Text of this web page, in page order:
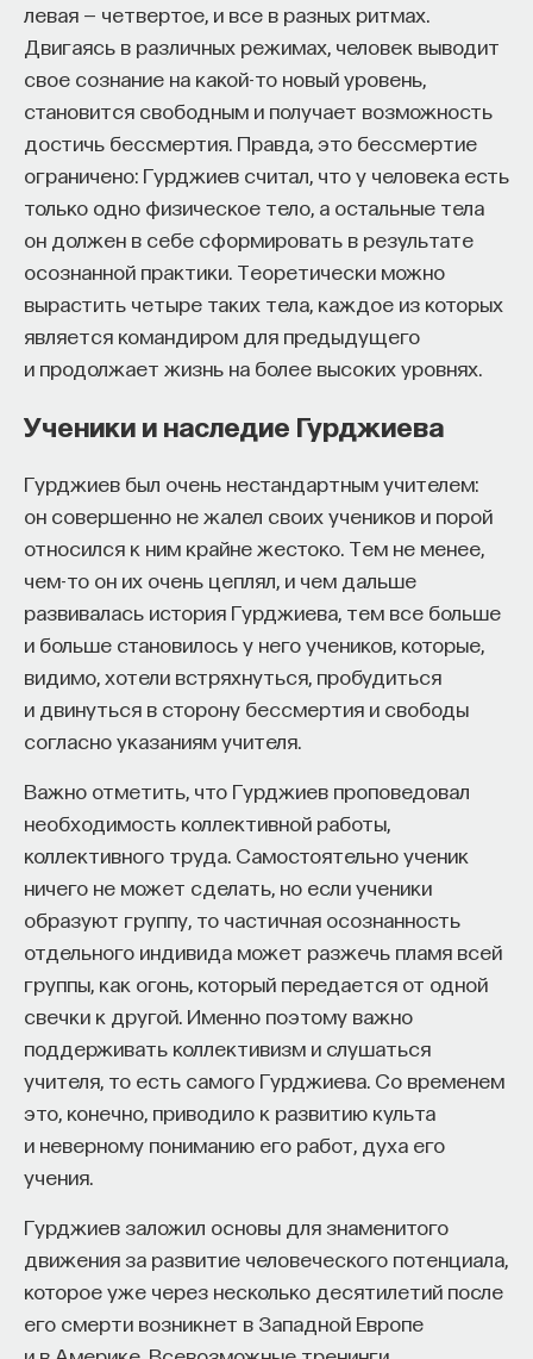
левая — четвертое, и все в разных ритмах.
Двигаясь в различных режимах, человек выводит
свое сознание на какой-то новый уровень,
становится свободным и получает возможность
достичь бессмертия. Правда, это бессмертие
ограничено: Гурджиев считал, что у человека есть
только одно физическое тело, а остальные тела
он должен в себе сформировать в результате
осознанной практики. Теоретически можно
вырастить четыре таких тела, каждое из которых
является командиром для предыдущего
и продолжает жизнь на более высоких уровнях.
Ученики и наследие Гурджиева
Гурджиев был очень нестандартным учителем:
он совершенно не жалел своих учеников и порой
относился к ним крайне жестоко. Тем не менее,
чем-то он их очень цеплял, и чем дальше
развивалась история Гурджиева, тем все больше
и больше становилось у него учеников, которые,
видимо, хотели встряхнуться, пробудиться
и двинуться в сторону бессмертия и свободы
согласно указаниям учителя.
Важно отметить, что Гурджиев проповедовал
необходимость коллективной работы,
коллективного труда. Самостоятельно ученик
ничего не может сделать, но если ученики
образуют группу, то частичная осознанность
отдельного индивида может разжечь пламя всей
группы, как огонь, который передается от одной
свечки к другой. Именно поэтому важно
поддерживать коллективизм и слушаться
учителя, то есть самого Гурджиева. Со временем
это, конечно, приводило к развитию культа
и неверному пониманию его работ, духа его
учения.
Гурджиев заложил основы для знаменитого
движения за развитие человеческого потенциала,
которое уже через несколько десятилетий после
его смерти возникнет в Западной Европе